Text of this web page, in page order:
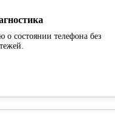
состоянии телефона без